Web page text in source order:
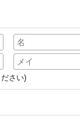
さい)